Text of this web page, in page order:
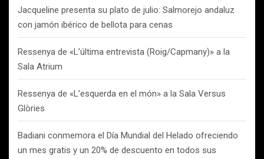
Jacqueline presenta su plato de julio: Salmorejo andaluz
con jamón ibérico de bellota para cenas
Ressenya de «L’última entrevista (Roig/Capmany)» a la
Sala Atrium
Ressenya de «L’esquerda en el món» a la Sala Versus
Glòries
Badiani conmemora el Día Mundial del Helado ofreciendo
un mes gratis y un 20% de descuento en todos sus